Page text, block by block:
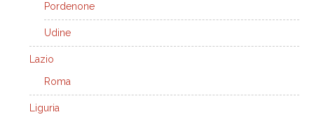
Pordenone
Udine
Lazio
Roma
Liguria